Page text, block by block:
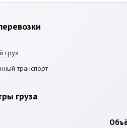
груз
транспорт
груза